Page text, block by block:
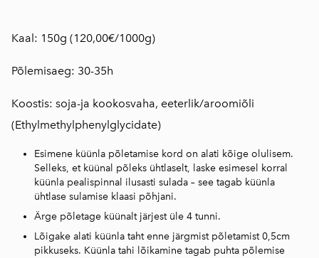
Kaal: 150g (120,00€/1000g)
Põlemisaeg: 30-35h
Koostis: soja-ja kookosvaha, eeterlik/aroomiõli
(Ethylmethylphenylglycidate)
Esimene küünla põletamise kord on alati kõige olulisem.
Selleks, et küünal põleks ühtlaselt, laske esimesel korral
küünla pealispinnal ilusasti sulada – see tagab küünla
ühtlase sulamise klaasi põhjani.
Ärge põletage küünalt järjest üle 4 tunni.
Lõigake alati küünla taht enne järgmist põletamist 0,5cm
pikkuseks. Küünla tahi lõikamine tagab puhta põlemise